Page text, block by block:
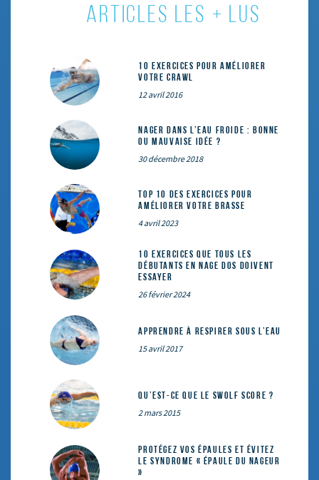
ARTICLES LES + LUS
10 exercices pour améliorer
votre crawl
12 avril 2016
Nager dans l’eau froide : bonne
ou mauvaise idée ?
30 décembre 2018
Top 10 des exercices pour
améliorer votre brasse
4 avril 2023
10 exercices que tous les
débutants en nage dos doivent
essayer
26 février 2024
Apprendre à respirer sous l’eau
15 avril 2017
Qu’est-ce que le SWOLF SCORE ?
2 mars 2015
Protégez vos épaules et évitez
le syndrome « épaule du nageur
»